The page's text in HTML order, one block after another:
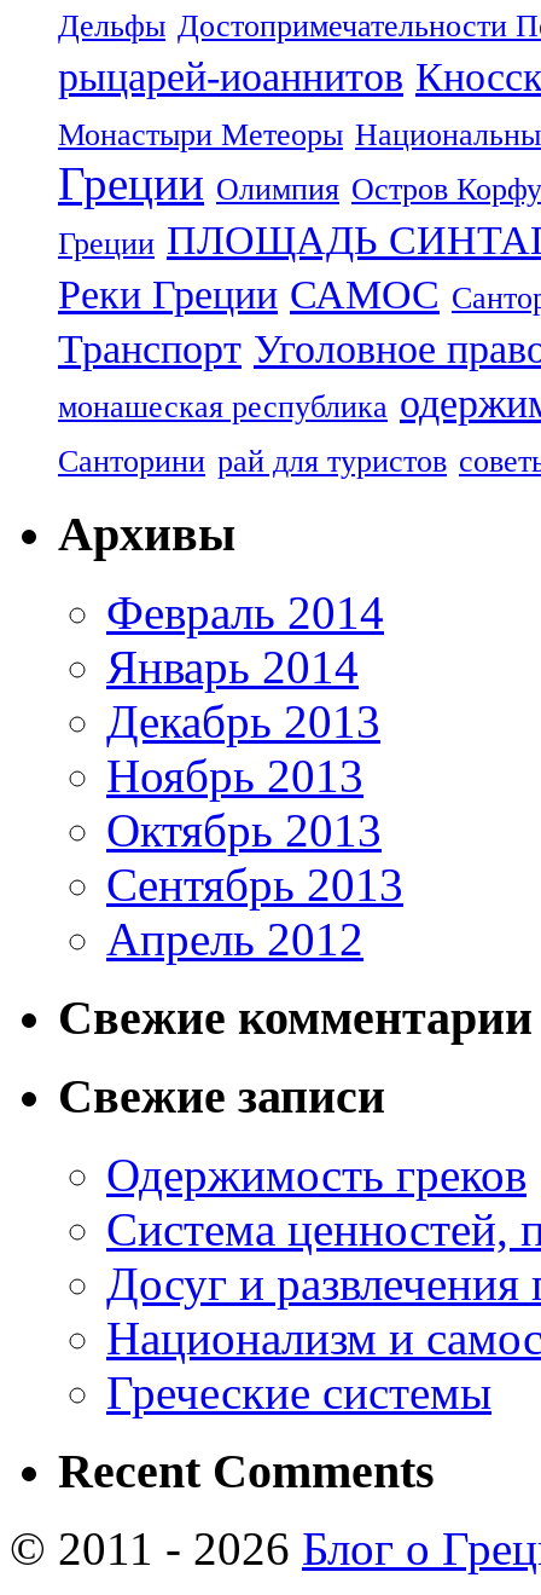
Дельфы Достопримечательности
рыцарей-иоаннитов
Монастыри Метеоры
Греции Олимпия Остров Корфу
Греции ПЛОЩАДЬ
Реки Греции САМОС
Транспорт Уголовное
монашеская республика
Санторини рай для туристов
Архивы
Февраль 2014
Январь 2014
Декабрь 2013
Ноябрь 2013
Октябрь 2013
Сентябрь 2013
Апрель 2012
Свежие комментарии
Свежие записи
Одержимость греков
Система ценностей,
Досуг и развлечения
Национализм и
Греческие системы
Recent Comments
© 2011 - 2026 Блог о